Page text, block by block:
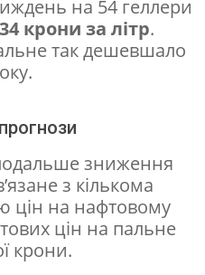
на 54 геллери
крони за літр.
так дешевшало
зниження
з кількома
цін на нафтовому
цін на пальне
крони.